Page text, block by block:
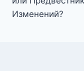
Изменений?